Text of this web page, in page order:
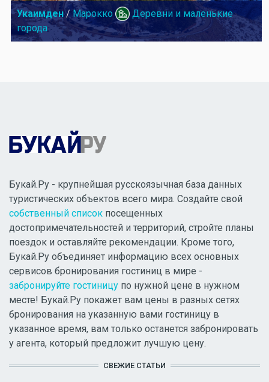
Укаимден/ Марокко
Деревни и маленькие
города
Букай.Ру - крупнейшая русскоязычная база данных
туристических объектов всего мира. Создайте свой
собственный список посещенных
достопримечательностей и территорий, стройте планы
поездок и оставляйте рекомендации. Кроме того,
Букай.Ру объединяет информацию всех основных
сервисов бронирования гостиниц в мире -
забронируйте гостиницу по нужной цене в нужном
месте! Букай.Ру покажет вам цены в разных сетях
бронирования на указанную вами гостиницу в
указанное время, вам только останется забронировать
у агента, который предложит лучшую цену.
СВЕЖИЕ СТАТЬИ